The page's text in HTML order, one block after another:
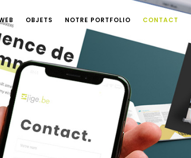
OBJETS NOTRE PORTFOLIO CONTACT